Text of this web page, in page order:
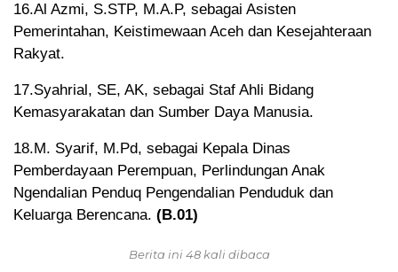
16.Al Azmi, S.STP, M.A.P, sebagai Asisten
Pemerintahan, Keistimewaan Aceh dan Kesejahteraan
Rakyat.
17.Syahrial, SE, AK, sebagai Staf Ahli Bidang
Kemasyarakatan dan Sumber Daya Manusia.
18.M. Syarif, M.Pd, sebagai Kepala Dinas
Pemberdayaan Perempuan, Perlindungan Anak
Ngendalian Penduq Pengendalian Penduduk dan
Keluarga Berencana. (B.01)
Berita ini 48 kali dibaca